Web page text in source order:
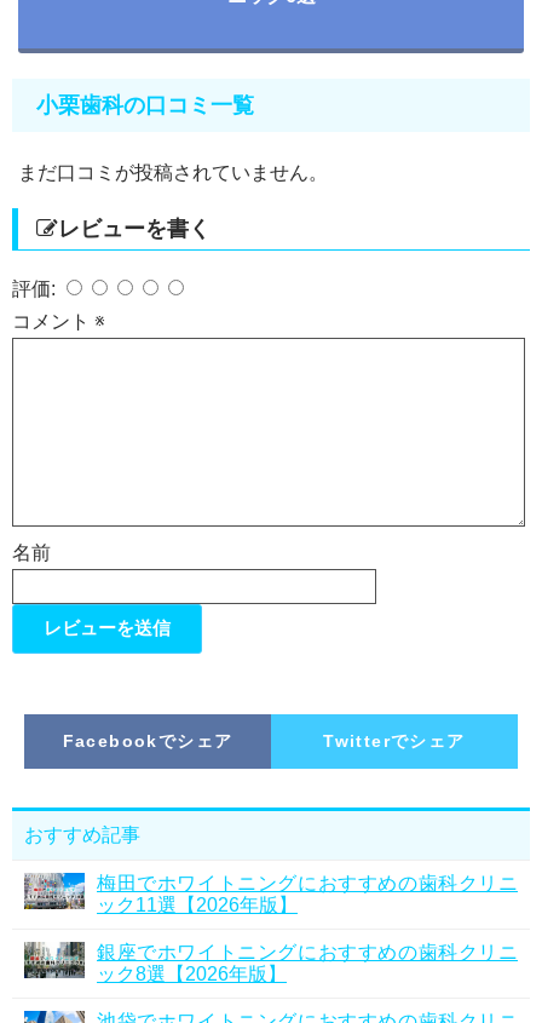
小栗歯科の口コミ一覧
まだ口コミが投稿されていません。
レビューを書く
コメント ※
名前
評価:
Facebookでシェア Twitterでシェア
おすすめ記事
梅田でホワイトニングにおすすめの歯科クリニ
ック11選【2026年版】
銀座でホワイトニングにおすすめの歯科クリニ
ック8選【2026年版】